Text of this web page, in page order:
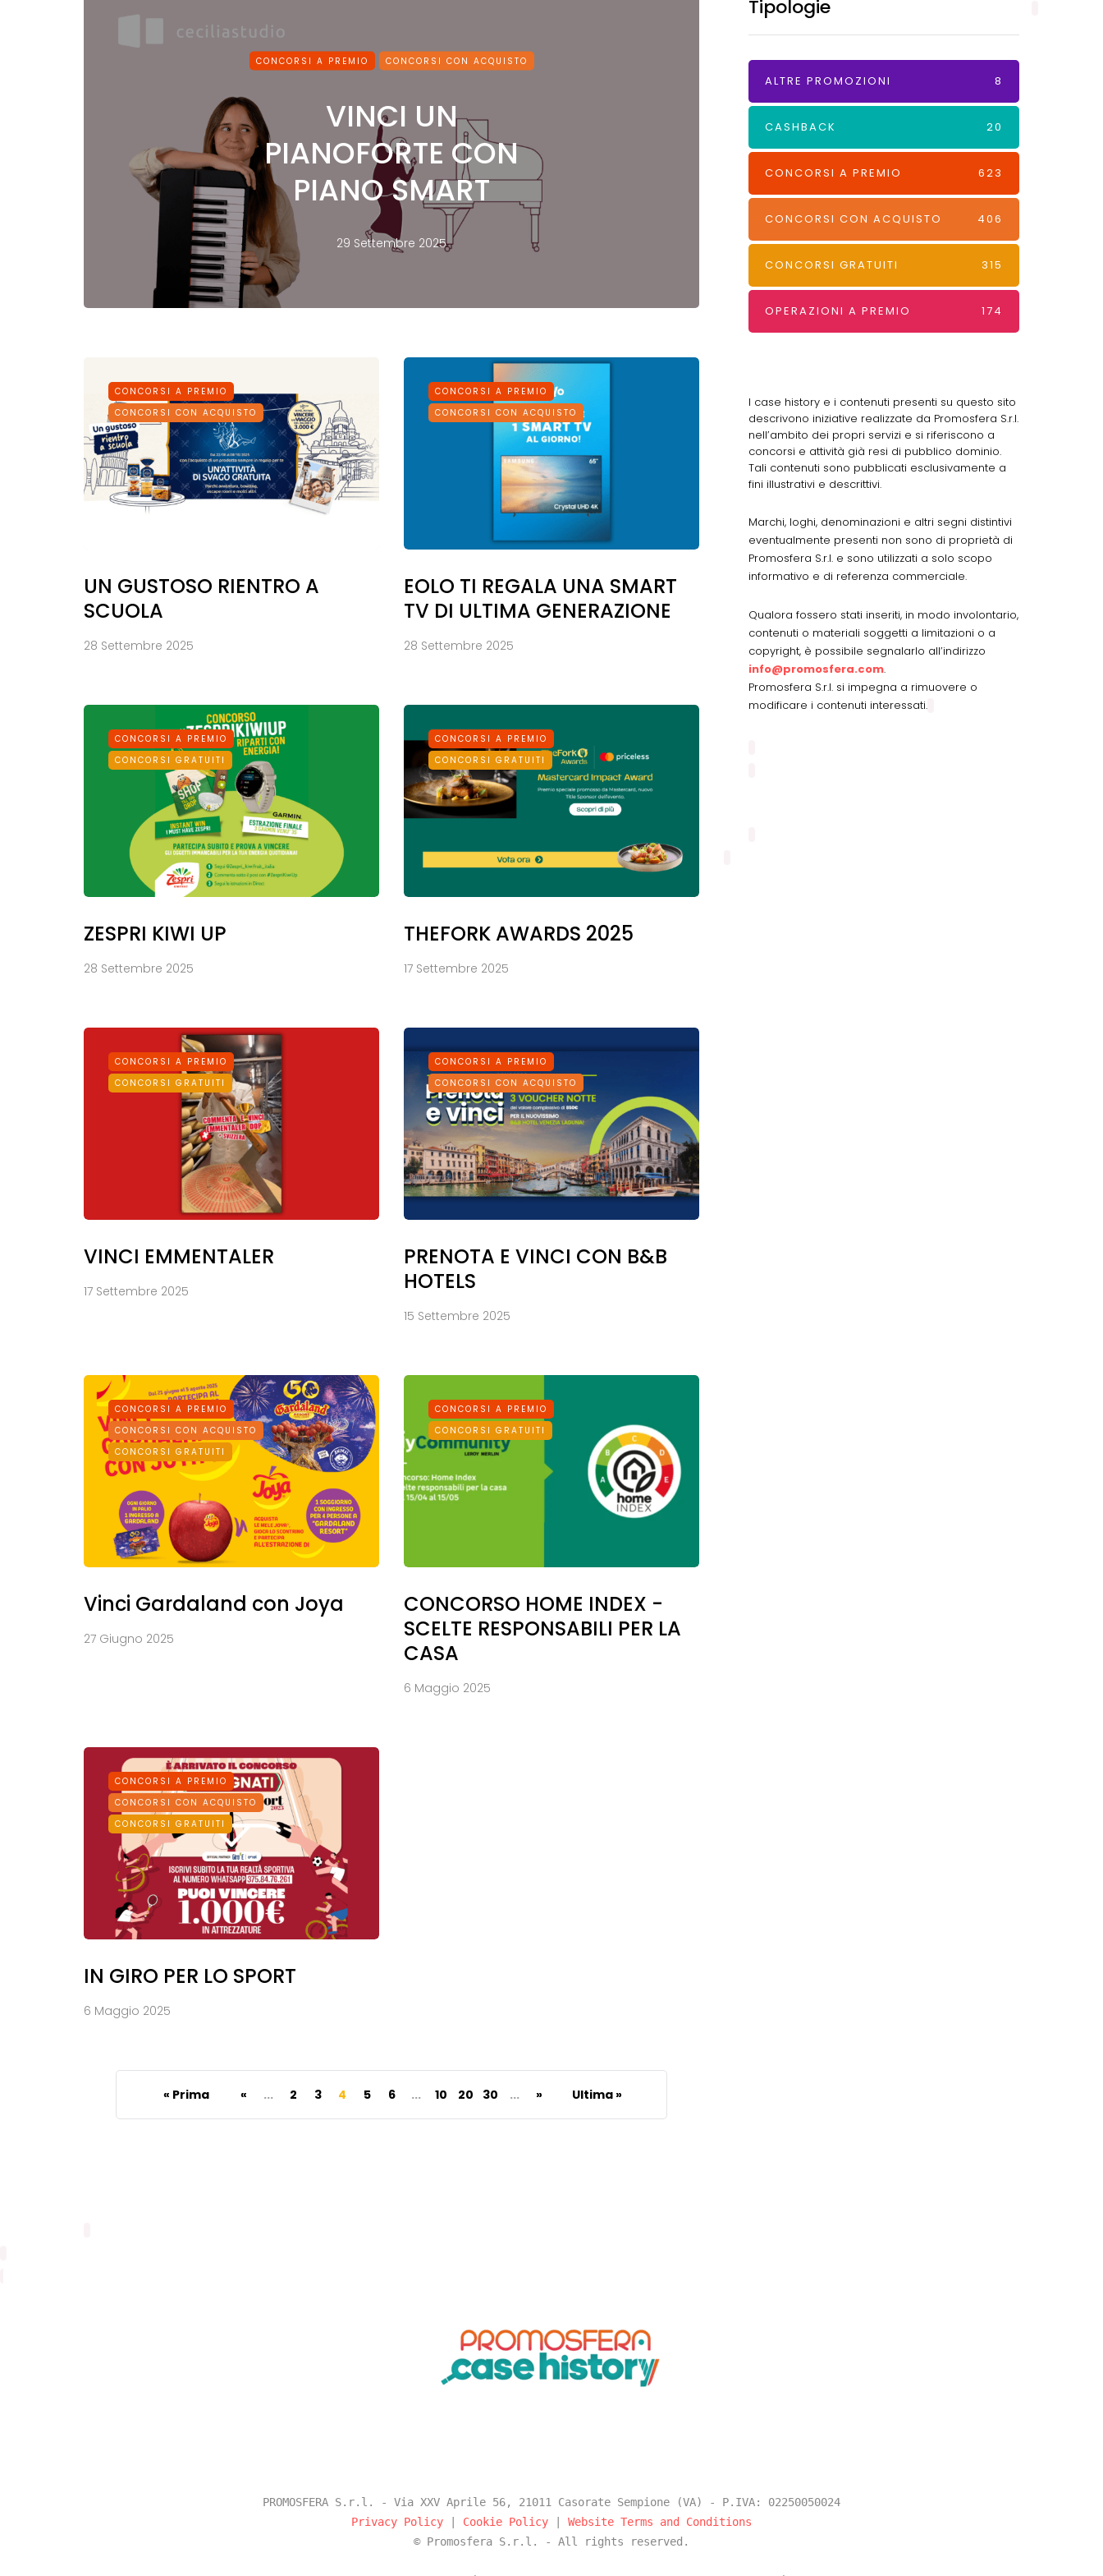
CONCORSI A PREMIO CONCORSI CON ACQUISTO
VINCI UN
PIANOFORTE CON
PIANO SMART
29 Settembre 2025
CONCORSI A PREMIO
CONCORSI CON ACQUISTO
UN GUSTOSO RIENTRO A
SCUOLA
28 Settembre 2025
CONCORSI A PREMIO
CONCORSI CON ACQUISTO
EOLO TI REGALA UNA SMART
TV DI ULTIMA GENERAZIONE
28 Settembre 2025
CONCORSI A PREMIO
CONCORSI GRATUITI
ZESPRI KIWI UP
28 Settembre 2025
CONCORSI A PREMIO
CONCORSI GRATUITI
THEFORK AWARDS 2025
17 Settembre 2025
CONCORSI A PREMIO
CONCORSI GRATUITI
VINCI EMMENTALER
17 Settembre 2025
CONCORSI A PREMIO
CONCORSI CON ACQUISTO
PRENOTA E VINCI CON B&B
HOTELS
15 Settembre 2025
CONCORSI A PREMIO
CONCORSI CON ACQUISTO
CONCORSI GRATUITI
Vinci Gardaland con Joya
27 Giugno 2025
CONCORSI A PREMIO
CONCORSI GRATUITI
CONCORSO HOME INDEX -
SCELTE RESPONSABILI PER LA
CASA
6 Maggio 2025
CONCORSI A PREMIO
CONCORSI CON ACQUISTO
CONCORSI GRATUITI
IN GIRO PER LO SPORT
6 Maggio 2025
« Prima « ... 2 3 4 5 6 ... 10 20 30 ... » Ultima »
Tipologie
ALTRE PROMOZIONI 8
CASHBACK 20
CONCORSI A PREMIO 623
CONCORSI CON ACQUISTO 406
CONCORSI GRATUITI 315
OPERAZIONI A PREMIO 174
I case history e i contenuti presenti su questo sito
descrivono iniziative realizzate da Promosfera S.r.l.
nell’ambito dei propri servizi e si riferiscono a
concorsi e attività già resi di pubblico dominio.
Tali contenuti sono pubblicati esclusivamente a
fini illustrativi e descrittivi.
Marchi, loghi, denominazioni e altri segni distintivi
eventualmente presenti non sono di proprietà di
Promosfera S.r.l. e sono utilizzati a solo scopo
informativo e di referenza commerciale.
Qualora fossero stati inseriti, in modo involontario,
contenuti o materiali soggetti a limitazioni o a
copyright, è possibile segnalarlo all’indirizzo
info@promosfera.com.
Promosfera S.r.l. si impegna a rimuovere o
modificare i contenuti interessati.
PROMOSFERA S.r.l. - Via XXV Aprile 56, 21011 Casorate Sempione (VA) - P.IVA: 02250050024
Privacy Policy
Cookie Policy
Website Terms and Conditions
© Promosfera S.r.l. - All rights reserved.